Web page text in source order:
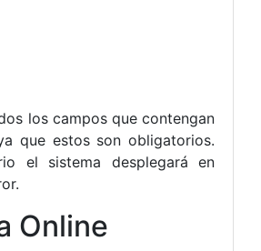
los campos que contengan
que estos son obligatorios.
el sistema desplegará en
Online